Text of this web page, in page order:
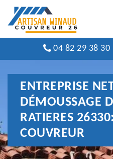
04 82 29 38 30
ENTREPRISE
DÉMOUSSAGE
RATIERES
COUVREUR